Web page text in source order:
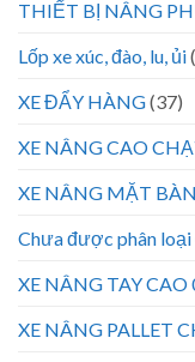
THIẾT BỊ NÂNG
Lốp xe xúc, đào, lu, ủi
XE ĐẨY HÀNG(37)
XE NÂNG CAO
XE NÂNG MẶT
Chưa được phân loại
XE NÂNG TAY CAO
XE NÂNG PALLET